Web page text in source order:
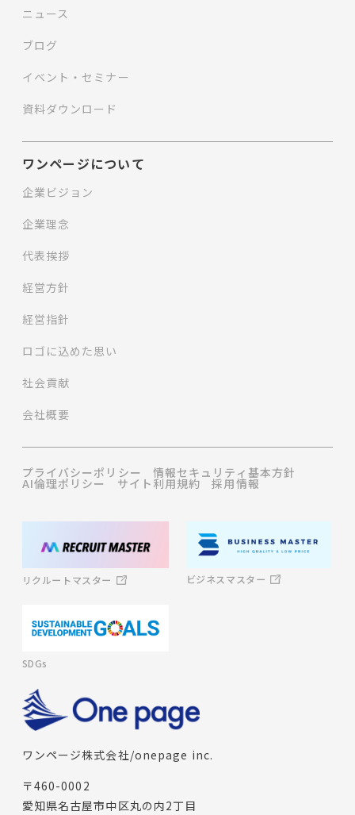
ニュース
ブログ
イベント・セミナー
資料ダウンロード
ワンページについて
企業ビジョン
企業理念
代表挨拶
経営方針
経営指針
ロゴに込めた思い
社会貢献
会社概要
プライバシーポリシー 情報セキュリティ基本方針
AI倫理ポリシー サイト利用規約 採用情報
ワンページ株式会社/onepage inc.
〒460-0002
愛知県名古屋市中区丸の内2丁目
リクルートマスター ビジネスマスター
SDGs